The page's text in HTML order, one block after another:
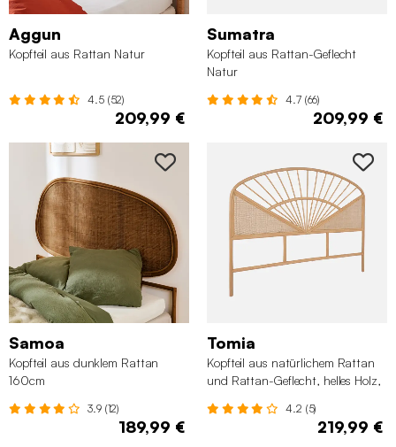
Aggun
Kopfteil aus Rattan Natur
4.5 (52)
209,99 €
Sumatra
Kopfteil aus Rattan-Geflecht
Natur
4.7 (66)
209,99 €
Samoa
Kopfteil aus dunklem Rattan
160cm
3.9 (12)
189,99 €
Tomia
Kopfteil aus natürlichem Rattan
und Rattan-Geflecht, helles Holz,
4.2 (5)
219,99 €